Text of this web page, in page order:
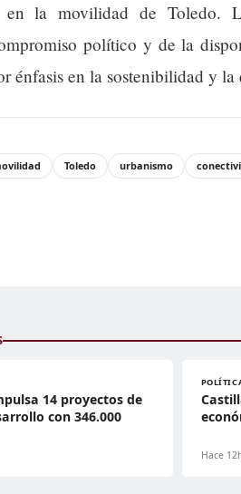
en la movilidad de Toledo.
político y de la
énfasis en la sostenibilidad y
Toledo urbanismo
14 proyectos de
con 346.000
Hace